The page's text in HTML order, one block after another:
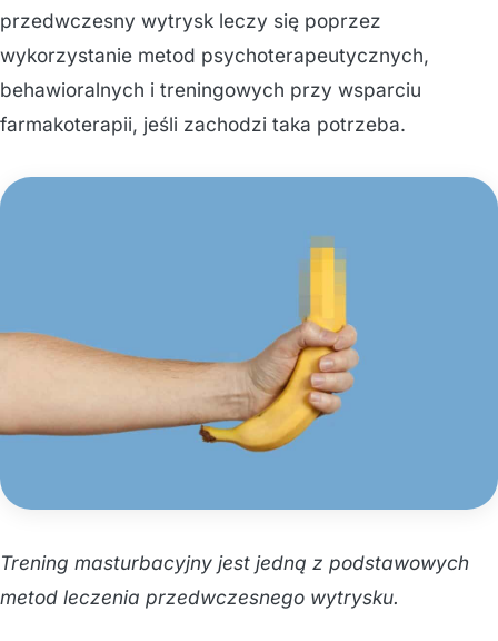
przedwczesny wytrysk leczy się poprzez
wykorzystanie metod psychoterapeutycznych,
behawioralnych i treningowych przy wsparciu
farmakoterapii, jeśli zachodzi taka potrzeba.
Trening masturbacyjny jest jedną z podstawowych
metod leczenia przedwczesnego wytrysku.